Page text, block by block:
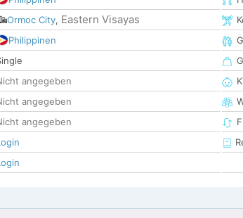
Ormoc City, Eastern Visayas
Philippinen
angegeben
angegeben
angegeben